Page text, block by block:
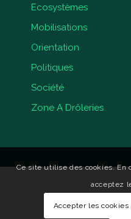
Ecosystèmes
Mobilisations
Orientation
Politiques
Société
Zone A Drôleries
Ce site utilise des cookies. En
acceptez
Accepter les cookies